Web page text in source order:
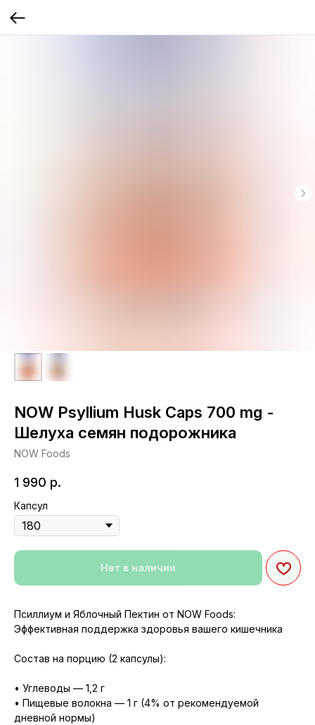
NOW Psyllium Husk Caps 700 mg -
Шелуха семян подорожника
NOW Foods
1 990 р.
Капсул
Нет в наличии
Псиллиум и Яблочный Пектин от NOW Foods:
Эффективная поддержка здоровья вашего кишечника
Состав на порцию (2 капсулы):
• Углеводы — 1,2 г
• Пищевые волокна — 1 г (4% от рекомендуемой
дневной нормы)